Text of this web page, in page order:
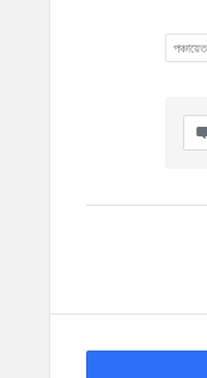
পঞ্চায়েত